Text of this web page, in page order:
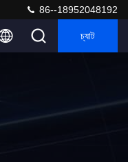
86--18952048192
চ্যাট